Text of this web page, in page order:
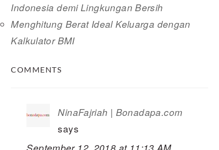
Indonesia demi Lingkungan Bersih
Menghitung Berat Ideal Keluarga dengan
Kalkulator BMI
COMMENTS
NinaFajriah | Bonadapa.com
says
September 12, 2018 at 11:13 AM